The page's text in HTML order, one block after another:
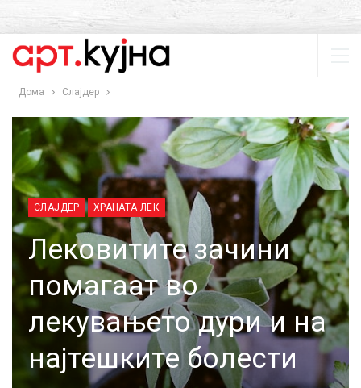
Дома Слајдер
СЛАЈДЕР ХРАНАТА ЛЕК
Лековитите зачини
помагаат во
лекувањето дури и на
најтешките болести